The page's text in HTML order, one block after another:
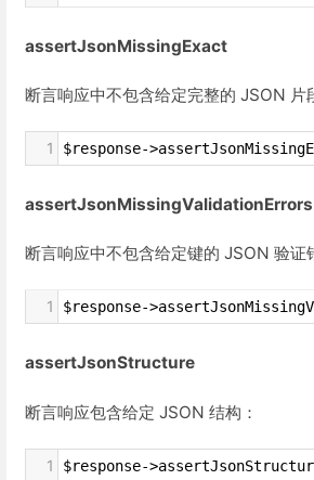
assertJsonMissingExact
断言响应中不包含给定完整的 JSON 片
1 $response-
assertJsonMissingValidationErrors
断言响应中不包含给定键的 JSON 验证
1 $response-
assertJsonStructure
断言响应包含给定 JSON 结构：
1 $response-